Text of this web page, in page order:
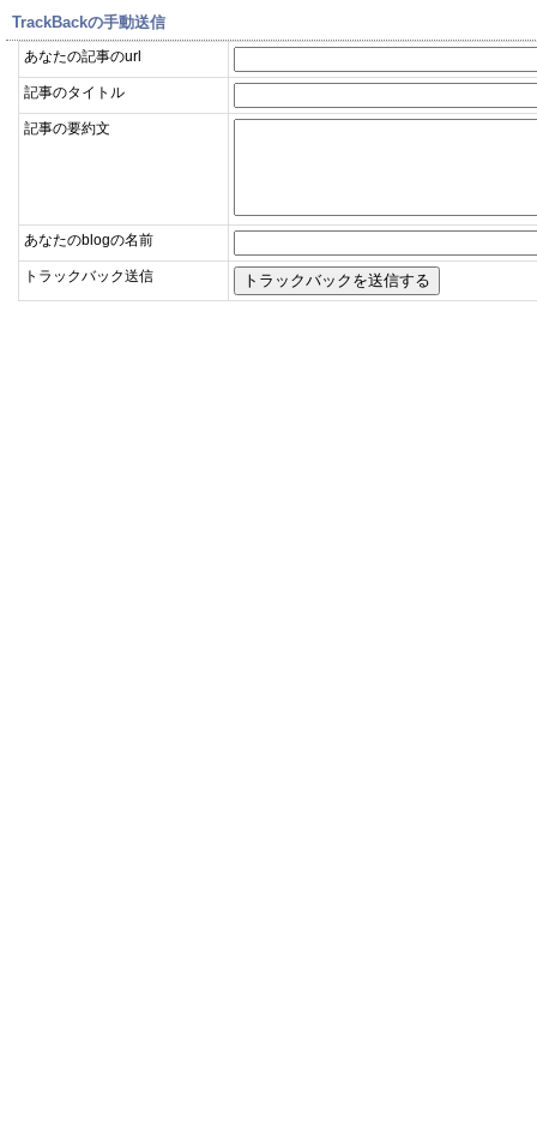
TrackBackの手動送信
あなたの記事のurl
記事のタイトル
記事の要約文
あなたのblogの名前
トラックバック送信